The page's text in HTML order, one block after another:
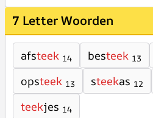
7 Letter Woorden
afsteek 14 besteek 13
opsteek 13 steekas 12
teekjes 14